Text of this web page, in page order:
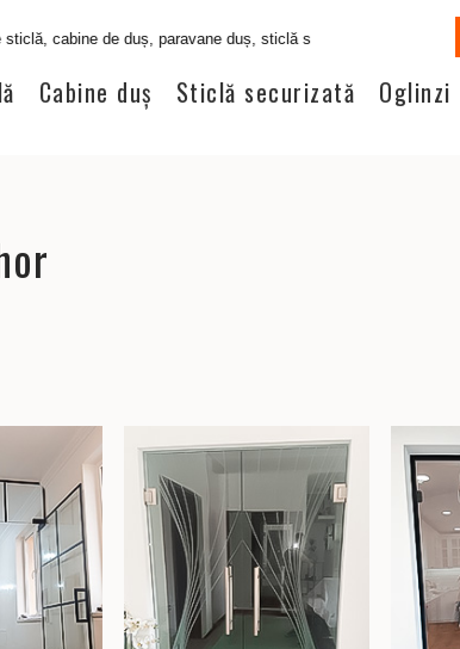
duș, sticlă securizată, oglinzi, fronturi sticlă - LA
Cabine duș Sticlă securizată Oglinzi